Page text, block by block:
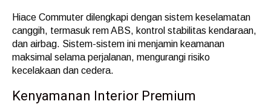
Hiace Commuter dilengkapi dengan sistem keselamatan
canggih, termasuk rem ABS, kontrol stabilitas kendaraan,
dan airbag. Sistem-sistem ini menjamin keamanan
maksimal selama perjalanan, mengurangi risiko
kecelakaan dan cedera.
Kenyamanan Interior Premium